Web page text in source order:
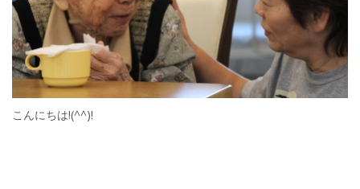
こんにちは!(^^)!